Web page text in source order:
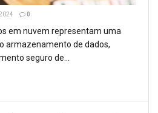
0
em nuvem representam uma
armazenamento de dados,
seguro de...